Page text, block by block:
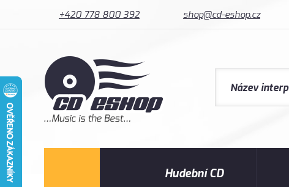
+420 778 800 392 shop@cd-eshop.cz
Hudební CD